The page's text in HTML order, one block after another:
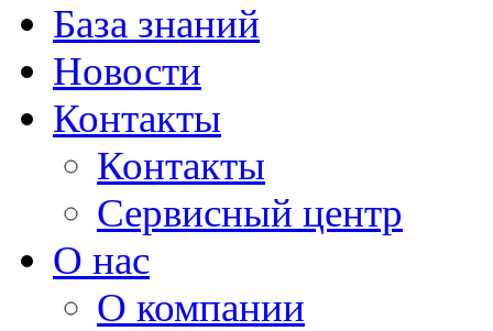
База знаний
Новости
Контакты
Контакты
Сервисный центр
О нас
О компании